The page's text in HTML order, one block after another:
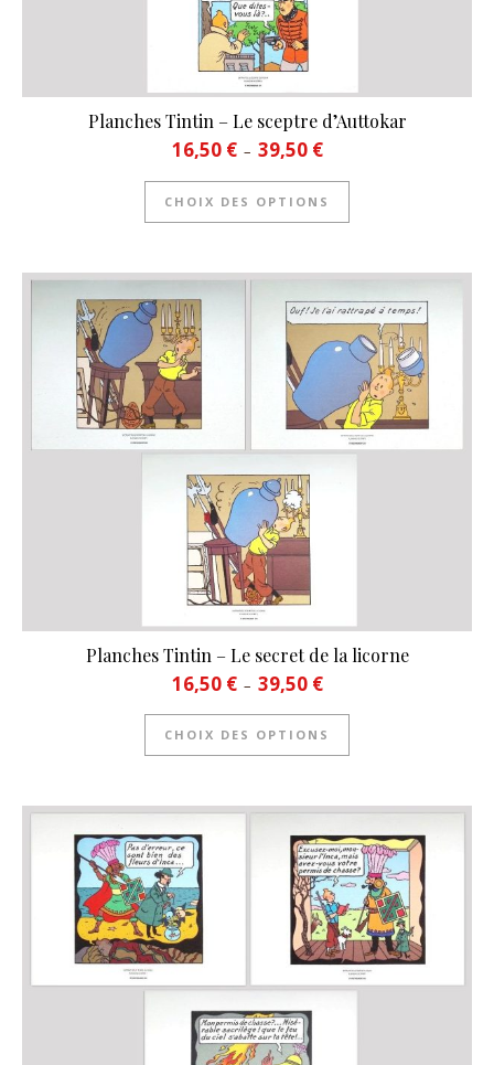
Planches Tintin – Le sceptre d’Auttokar
16,50 € – 39,50 €Plage de prix : 16,50 € à
CHOIX DES OPTIONS
Planches Tintin – Le secret de la licorne
16,50 € – 39,50 €Plage de prix : 16,50 € à
CHOIX DES OPTIONS
Ce produit a